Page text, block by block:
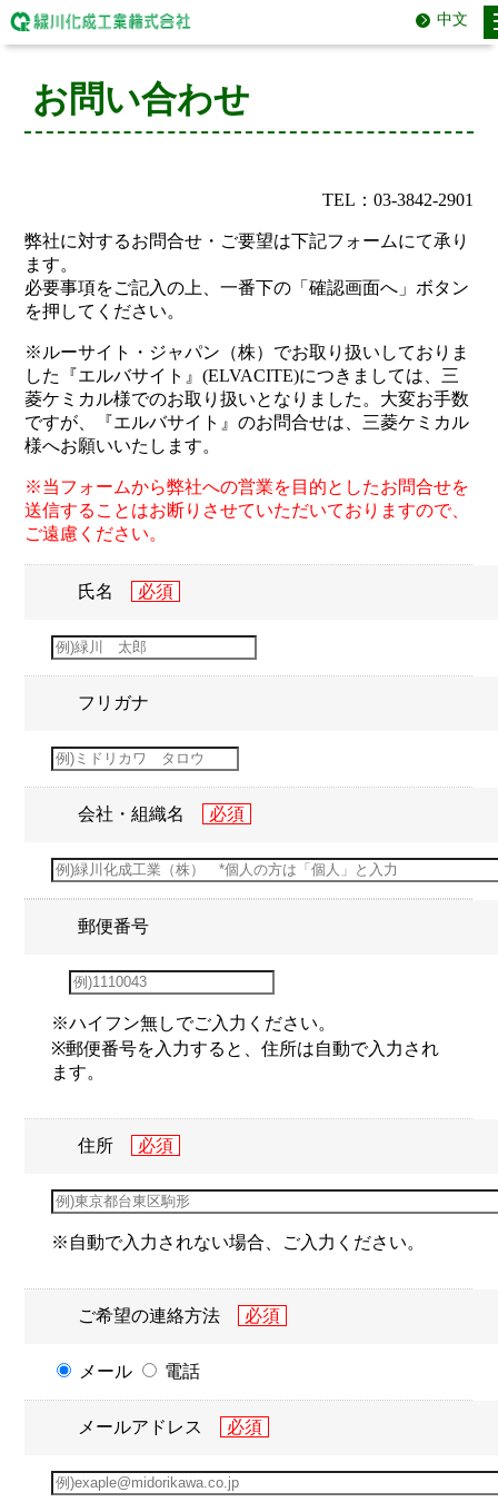
中文
お問い合わせ
TEL：03-3842-2901
弊社に対するお問合せ・ご要望は下記フォームにて承り
ます。
必要事項をご記入の上、一番下の「確認画面へ」ボタン
を押してください。
※ルーサイト・ジャパン（株）でお取り扱いしておりま
した『エルバサイト』(ELVACITE)につきましては、三
菱ケミカル様でのお取り扱いとなりました。大変お手数
ですが、『エルバサイト』のお問合せは、三菱ケミカル
様へお願いいたします。
※当フォームから弊社への営業を目的としたお問合せを
送信することはお断りさせていただいておりますので、
ご遠慮ください。
氏名
フリガナ
会社・組織名
郵便番号
※ハイフン無しでご入力ください。
※郵便番号を入力すると、住所は自動で入力され
ます。
住所
※自動で入力されない場合、ご入力ください。
ご希望の連絡方法
メール 電話
メールアドレス